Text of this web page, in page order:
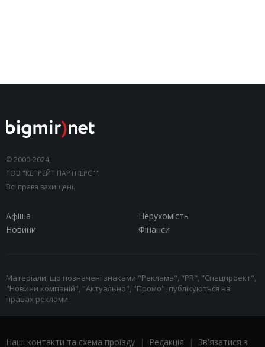
© 2000-2024,
ТОВ "КЕПРЕЙТ ПАРТНЕРС"".
Всі права захищені.
Афіша
Нерухомість
Новини
Фінанси
Матеріали, що позначені знаками "Реклама", "PR", "Спецпроект",
"Новини компаній", "Актуально", "Промо", публікуються на
правах реклами.
Наші контакти та схема проїзду | Редакція | Зв'язатися з